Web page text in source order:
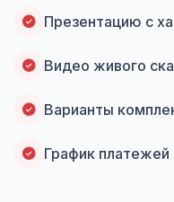
Презентацию с
Видео живого
Варианты
График платежей